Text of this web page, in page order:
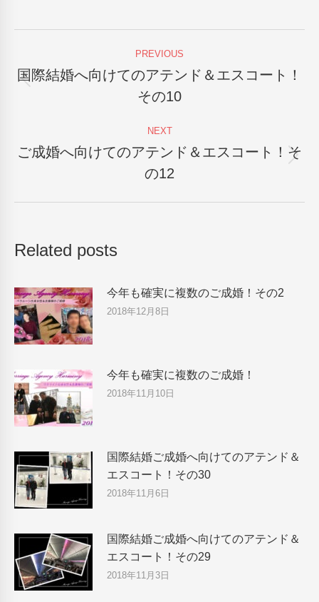
navigation
PREVIOUS
Previous
post:
国際結婚へ向けてのアテンド＆エスコート！
その10
NEXT
Next
post:
ご成婚へ向けてのアテンド＆エスコート！そ
の12
Related posts
今年も確実に複数のご成婚！その2
2018年12月8日
今年も確実に複数のご成婚！
2018年11月10日
国際結婚ご成婚へ向けてのアテンド＆
エスコート！その30
2018年11月6日
国際結婚ご成婚へ向けてのアテンド＆
エスコート！その29
2018年11月3日